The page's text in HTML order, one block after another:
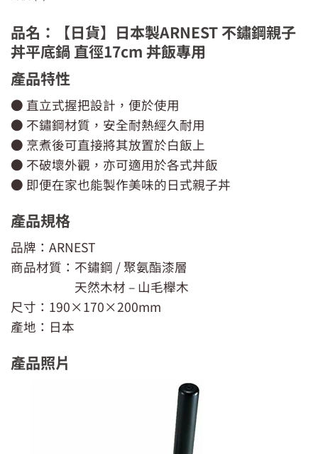
品名：【日貨】日本製ARNEST 不鏽鋼親子
丼平底鍋 直徑17cm 丼飯專用
產品特性
● 直立式握把設計，便於使用
● 不鏽鋼材質，安全耐熱經久耐用
● 烹煮後可直接將其放置於白飯上
● 不破壞外觀，亦可適用於各式丼飯
● 即便在家也能製作美味的日式親子丼
產品規格
品牌：ARNEST
商品材質：不鏽鋼 / 聚氨酯漆層
天然木材 – 山毛櫸木
尺寸：190×170×200mm
產地：日本
產品照片